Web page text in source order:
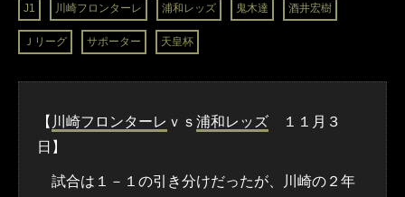
J1 川崎フロンターレ 浦和レッズ 鬼木達 酒井宏樹
Ｊリーグ サポーター 天皇杯
【 川崎フロンターレ ｖｓ 浦和レッズ １１月３
日】
試合は１－１の引き分けだったが、川崎の２年